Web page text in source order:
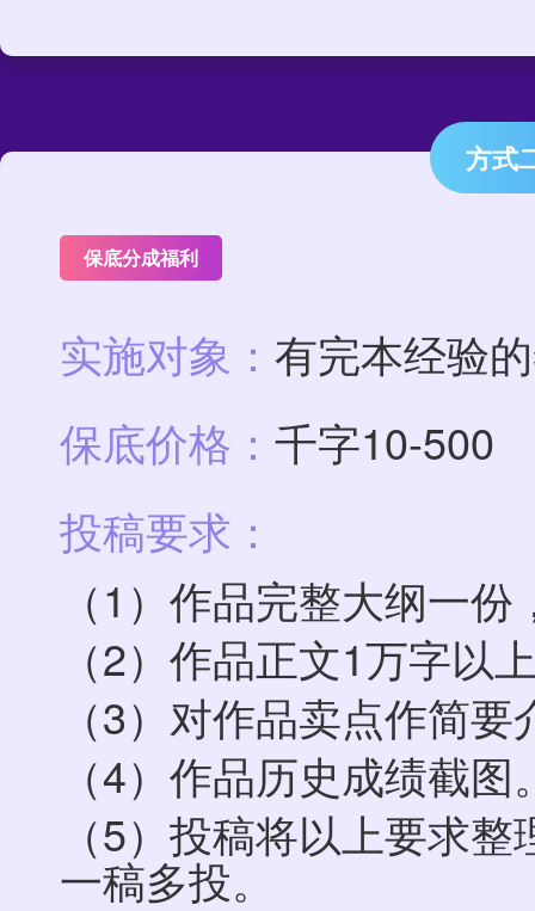
方式
保底分成福利
实施对象： 有完本经验
保底价格： 千字10-500
投稿要求：
（1）作品完整大纲一
（2）作品正文1万字以
（3）对作品卖点作简要
（4）作品历史成绩截图
（5）投稿将以上要求
一稿多投。